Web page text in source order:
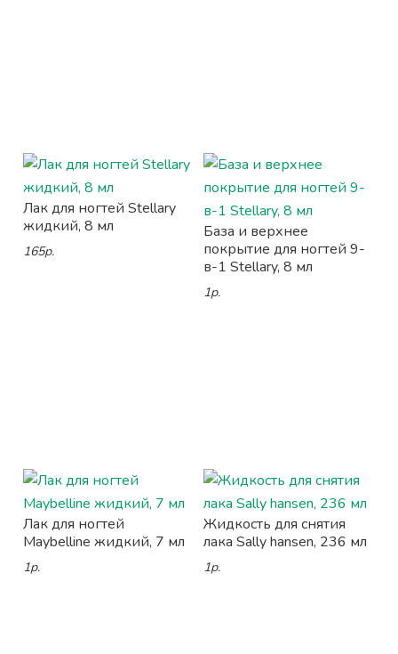
Лак для ногтей Stellary
жидкий, 8 мл
165р.
База и верхнее
покрытие для ногтей 9-
в-1 Stellary, 8 мл
1р.
Лак для ногтей
Maybelline жидкий, 7 мл
1р.
Жидкость для снятия
лака Sally hansen, 236 мл
1р.